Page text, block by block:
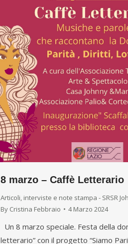
8 marzo – Caffè Letterario
Articoli, interviste e note stampa - SRSR
By Cristina Febbraio 4 Marzo 2024
Un 8 marzo speciale. Festa della
letterario” con il progetto “Siamo